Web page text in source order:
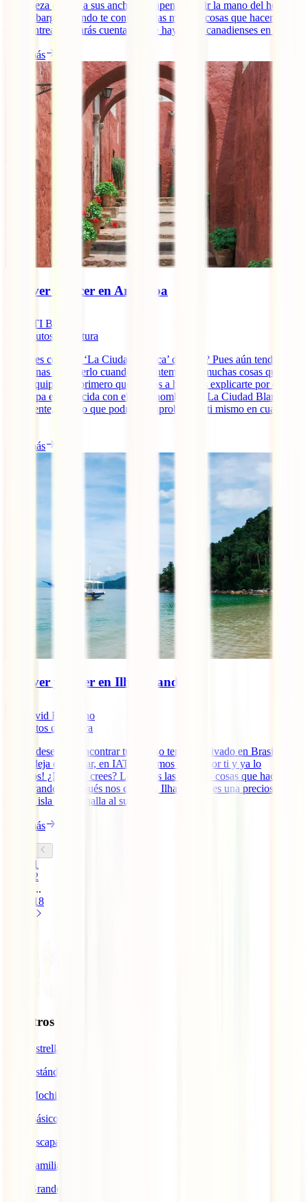
naturaleza campa a sus anchas sin apenas sentir la mano del hombre.
Sin embargo, cuando te contemos las muchas cosas que hacer y ver
en Montreal, te darás cuenta de que hay urbes canadienses en [...]
Leer más
Qué ver y hacer en Arequipa
IATI Blog
minutos de lectura
¿Quieres conocer ‘La Ciudad Blanca’ de Perú? Pues aún tendrás
más ganas de hacerlo cuando te contemos las muchas cosas que ver
en Arequipa. Lo primero que vamos a hacer es explicarte por qué
Arequipa es conocida con el sobrenombre de ‘La Ciudad Blanca’.
Realmente, es algo que podrás comprobar por ti mismo en cuanto
Leer más
Qué ver y hacer en Ilha Grande
David Escribano
minutos de lectura
¿Estás deseando encontrar tu paraíso terrenal privado en Brasil?
¡Pues deja de buscar, en IATI lo hemos hecho por ti y ya lo
tenemos! ¿No te lo crees? Lee todas las mejores cosas que hacer en
Ilha Grande y después nos cuentas. Ilha grande es una preciosa y
salvaje isla que se halla al sur [...]
Leer más
1
2
...
18
Nuestros seguros
IATI Estrella
IATI Estándar
IATI Mochilero
IATI Básico
IATI Escapadas
IATI Familia
IATI Grandes Viajeros